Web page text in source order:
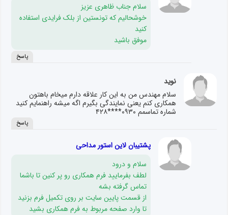
سلام جناب ظاهری عزیز
خوشحالیم که تونستین از بلک فرایدی استفاده
کنید
موفق باشید
پاسخ
نوید
سلام مهندس من به این کار علاقه دارم میخام باهتون
همکاری کنم یعنی نمایندگی بگیرم اگه میشه راهنمایم کنید
شماره تماسمم ۰۹۳۰****۴۲۸
پاسخ
پشتیبان لاین استور مداحی
سلام و درود
لطف بفرمایید فرم همکاری رو پر کنین تا باشما
تماس گرفته بشه
از قسمت پایین سایت بر روی تکمیل فرم بزنید
تا وارد صفحه مربوط به فرم همکاری بشید